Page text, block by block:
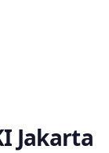
Jakarta